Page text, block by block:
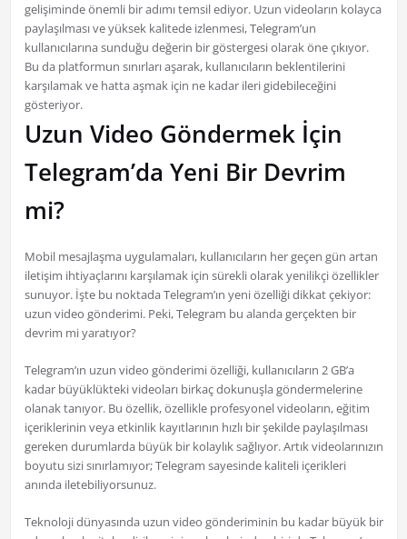
gelişiminde önemli bir adımı temsil ediyor. Uzun videoların kolayca
paylaşılması ve yüksek kalitede izlenmesi, Telegram’un
kullanıcılarına sunduğu değerin bir göstergesi olarak öne çıkıyor.
Bu da platformun sınırları aşarak, kullanıcıların beklentilerini
karşılamak ve hatta aşmak için ne kadar ileri gidebileceğini
gösteriyor.
Uzun Video Göndermek İçin
Telegram’da Yeni Bir Devrim
mi?
Mobil mesajlaşma uygulamaları, kullanıcıların her geçen gün artan
iletişim ihtiyaçlarını karşılamak için sürekli olarak yenilikçi özellikler
sunuyor. İşte bu noktada Telegram’ın yeni özelliği dikkat çekiyor:
uzun video gönderimi. Peki, Telegram bu alanda gerçekten bir
devrim mi yaratıyor?
Telegram’ın uzun video gönderimi özelliği, kullanıcıların 2 GB’a
kadar büyüklükteki videoları birkaç dokunuşla göndermelerine
olanak tanıyor. Bu özellik, özellikle profesyonel videoların, eğitim
içeriklerinin veya etkinlik kayıtlarının hızlı bir şekilde paylaşılması
gereken durumlarda büyük bir kolaylık sağlıyor. Artık videolarınızın
boyutu sizi sınırlamıyor; Telegram sayesinde kaliteli içerikleri
anında iletebiliyorsunuz.
Teknoloji dünyasında uzun video gönderiminin bu kadar büyük bir